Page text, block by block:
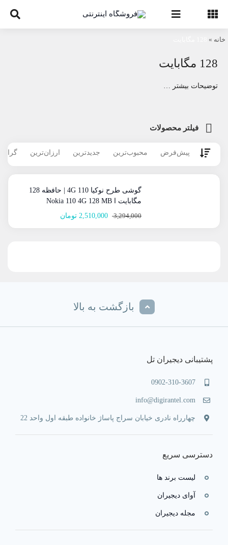
خانه »
128 مگابایت
توضیحات بیشتر …
فیلتر محصولات
پیش‌فرض محبوب‌ترین جدیدترین ارزان‌ترین
گوشی طرح نوکیا 110 4G | حافظه 128
مگابایت ا Nokia 110 4G 128 MB
3,294,000
قیمت
اصلی:
2,510,000 تومان
قیمت
فعلی:
بازگشت به بالا
پشتیبانی دیجیران تل
0902-310-3607
info@digirantel.com
چهارراه نادری خیابان سراج پاساژ خانواده طبقه اول واحد 22
دسترسی سریع
لیست برند ها
آوای دیجیران
مجله دیجیران